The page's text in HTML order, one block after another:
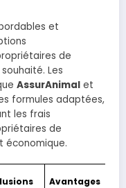
et
de
Les
AssurAnimal et
formules adaptées,
les frais
de
économique.
Avantages